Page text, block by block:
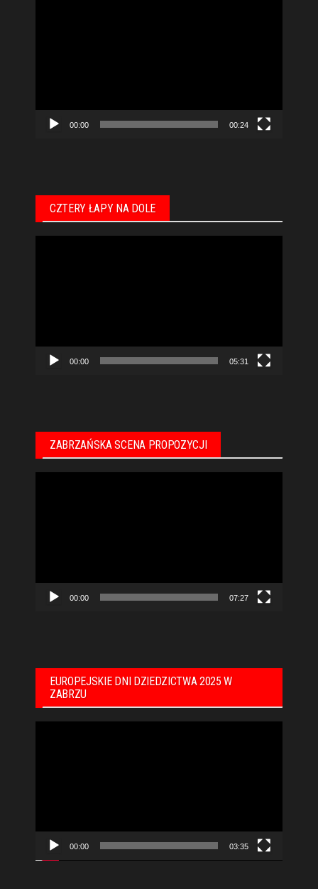
00:00 00:24
CZTERY ŁAPY NA DOLE
00:00 05:31
ZABRZAŃSKA SCENA PROPOZYCJI
00:00 07:27
EUROPEJSKIE DNI DZIEDZICTWA 2025 W
ZABRZU
00:00 03:35